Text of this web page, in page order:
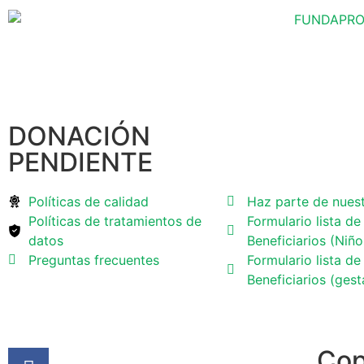
DONACIÓN
PENDIENTE
Políticas de calidad
Políticas de tratamientos de
datos
Preguntas frecuentes
Haz parte de
Formulario lista
Beneficiarios
Formulario lista
Beneficiarios